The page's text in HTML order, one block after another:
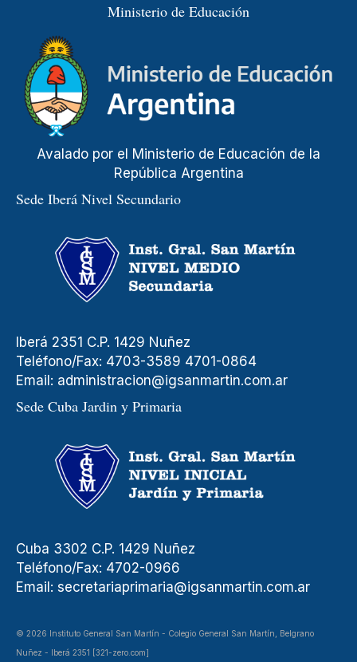
Ministerio de Educación
Avalado por el Ministerio de Educación de la
República Argentina
Sede Iberá Nivel Secundario
Iberá 2351 C.P. 1429 Nuñez
Teléfono/Fax: 4703-3589 4701-0864
Email: administracion@igsanmartin.com.ar
Sede Cuba Jardin y Primaria
Cuba 3302 C.P. 1429 Nuñez
Teléfono/Fax: 4702-0966
Email: secretariaprimaria@igsanmartin.com.ar
© 2026 Instituto General San Martín - Colegio General San Martín, Belgrano
Nuñez - Iberá 2351 [321-zero.com]